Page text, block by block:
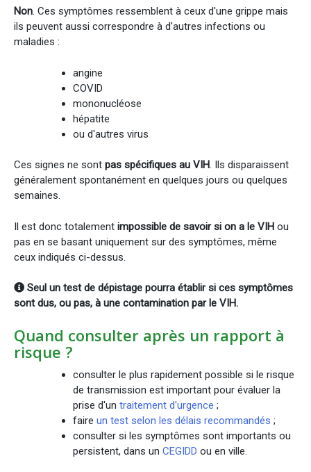
Non. Ces symptômes ressemblent à ceux d'une grippe mais
ils peuvent aussi correspondre à d'autres infections ou
maladies :
angine
COVID
mononucléose
hépatite
ou d'autres virus
Ces signes ne sont pas spécifiques au VIH. Ils disparaissent
généralement spontanément en quelques jours ou quelques
semaines.
Il est donc totalement impossible de savoir si on a le VIH ou
pas en se basant uniquement sur des symptômes, même
ceux indiqués ci-dessus.
Seul un test de dépistage pourra établir si ces symptômes
sont dus, ou pas, à une contamination par le VIH.
Quand consulter après un rapport à
risque ?
consulter le plus rapidement possible si le risque
de transmission est important pour évaluer la
prise d'un traitement d'urgence ;
faire un test selon les délais recommandés ;
consulter si les symptômes sont importants ou
persistent, dans un CEGIDD ou en ville.